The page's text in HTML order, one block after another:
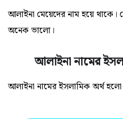
আলাইনা মেয়েদের নাম হয়ে থাকে।
অনেক ভালো ।
আলাইনা নামের
আলাইনা নামের ইসলামিক অর্থহলো